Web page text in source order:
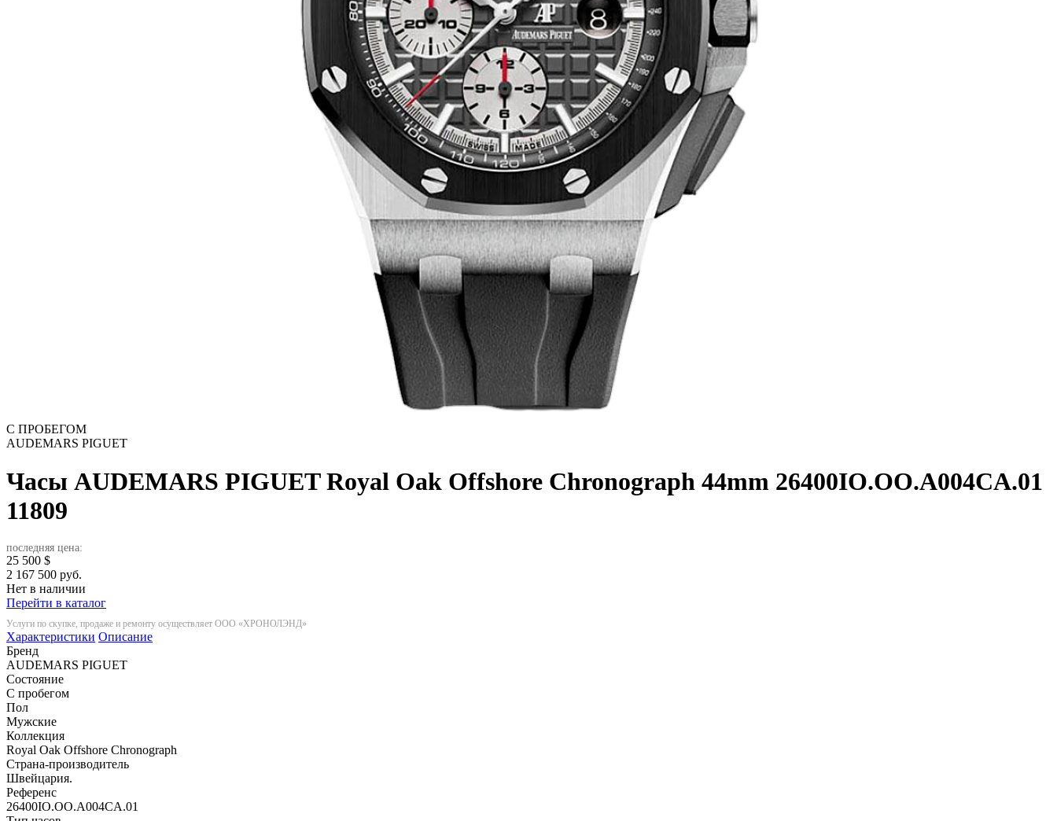
С ПРОБЕГОМ
AUDEMARS PIGUET
Часы AUDEMARS PIGUET Royal Oak Offshore Chronograph 44mm 26400IO.OO.A004CA.01
11809
последняя цена:
25 500 $
2 167 500 руб.
Нет в наличии
Перейти в каталог
Услуги по скупке, продаже и ремонту осуществляет ООО «ХРОНОЛЭНД»
Характеристики Описание
Бренд
AUDEMARS PIGUET
Состояние
С пробегом
Пол
Мужские
Коллекция
Royal Oak Offshore Chronograph
Страна-производитель
Швейцария.
Референс
26400IO.OO.A004CA.01